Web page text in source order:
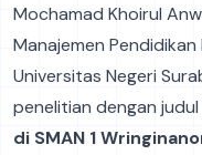
Mochamad Khoirul
Manajemen
Universitas Negeri
penelitian dengan judul
di SMAN 1